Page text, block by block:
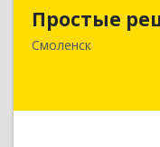
Простые
Смоленск
214015,